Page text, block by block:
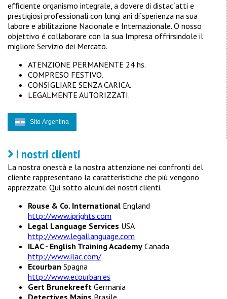
efficiente organismo integrale, a dovere di distac´atti e
prestigiosi professionali con lungi ani di´sperienza na sua
labore e abilitazione Nacionale e Internazionale. O nosso
objettivo é collaborare con la sua Impresa offrirsindole il
migliore Servizio dei Mercato.
ATENZIONE PERMANENTE 24 hs.
COMPRESO FESTIVO.
CONSIGLIARE SENZA CARICA.
LEGALMENTE AUTORIZZATI.
Sito Argentina
I nostri clienti
La nostra onestà e la nostra attenzione nei confronti del
cliente rappresentano la caratteristiche che più vengono
apprezzate. Qui sotto alcuni dei nostri clienti.
Rouse & Co. International England
http://www.iprights.com
Legal Language Services USA
http://www.legallanguage.com
ILAC - English Training Academy Canada
http://www.ilac.com/
Ecourban Spagna
http://www.ecourban.es
Gert Brunekreeft Germania
Detectives Mains Brasile